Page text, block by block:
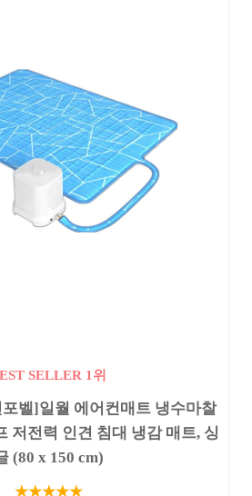
SELLER 1위
벨]일월 에어컨매트 냉수마찰
저전력 인견 침대 냉감 매트, 싱
(80 x 150 cm)
★★★★★